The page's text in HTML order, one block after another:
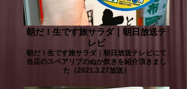
朝だ！生です旅サラダ｜朝日放送テ
レビ
朝だ！生です旅サラダ｜朝日放送テレビにて
当店のスペアリブのぬか炊きを紹介頂きまし
た（2021.3.27放送）